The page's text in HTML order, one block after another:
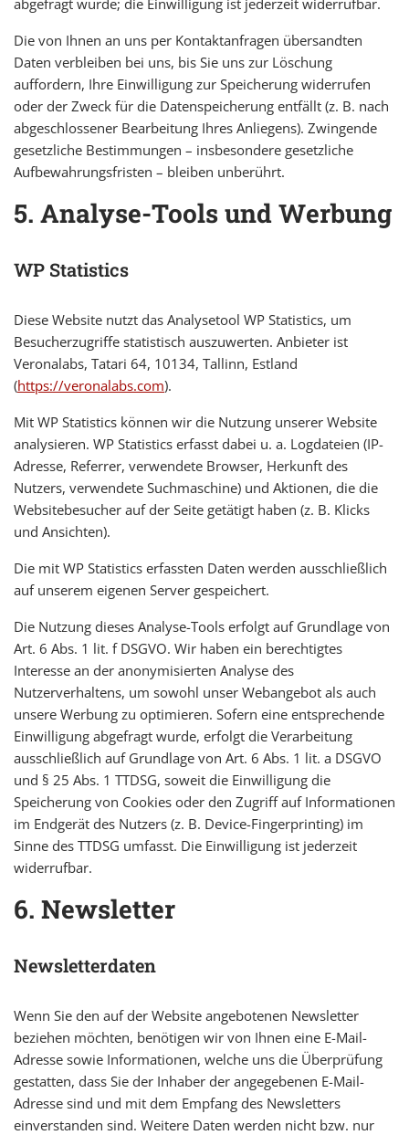
Die von Ihnen an uns per Kontaktanfragen übersandten
Daten verbleiben bei uns, bis Sie uns zur Löschung
auffordern, Ihre Einwilligung zur Speicherung widerrufen
oder der Zweck für die Datenspeicherung entfällt (z. B. nach
abgeschlossener Bearbeitung Ihres Anliegens). Zwingende
gesetzliche Bestimmungen – insbesondere gesetzliche
Aufbewahrungsfristen – bleiben unberührt.
5. Analyse-Tools und Werbung
WP Statistics
Diese Website nutzt das Analysetool WP Statistics, um
Besucherzugriffe statistisch auszuwerten. Anbieter ist
Veronalabs, Tatari 64, 10134, Tallinn, Estland
(https://veronalabs.com).
Mit WP Statistics können wir die Nutzung unserer Website
analysieren. WP Statistics erfasst dabei u. a. Logdateien (IP-
Adresse, Referrer, verwendete Browser, Herkunft des
Nutzers, verwendete Suchmaschine) und Aktionen, die die
Websitebesucher auf der Seite getätigt haben (z. B. Klicks
und Ansichten).
Die mit WP Statistics erfassten Daten werden ausschließlich
auf unserem eigenen Server gespeichert.
Die Nutzung dieses Analyse-Tools erfolgt auf Grundlage von
Art. 6 Abs. 1 lit. f DSGVO. Wir haben ein berechtigtes
Interesse an der anonymisierten Analyse des
Nutzerverhaltens, um sowohl unser Webangebot als auch
unsere Werbung zu optimieren. Sofern eine entsprechende
Einwilligung abgefragt wurde, erfolgt die Verarbeitung
ausschließlich auf Grundlage von Art. 6 Abs. 1 lit. a DSGVO
und § 25 Abs. 1 TTDSG, soweit die Einwilligung die
Speicherung von Cookies oder den Zugriff auf Informationen
im Endgerät des Nutzers (z. B. Device-Fingerprinting) im
Sinne des TTDSG umfasst. Die Einwilligung ist jederzeit
widerrufbar.
6. Newsletter
Newsletter­daten
Wenn Sie den auf der Website angebotenen Newsletter
beziehen möchten, benötigen wir von Ihnen eine E-Mail-
Adresse sowie Informationen, welche uns die Überprüfung
gestatten, dass Sie der Inhaber der angegebenen E-Mail-
Adresse sind und mit dem Empfang des Newsletters
einverstanden sind. Weitere Daten werden nicht bzw. nur